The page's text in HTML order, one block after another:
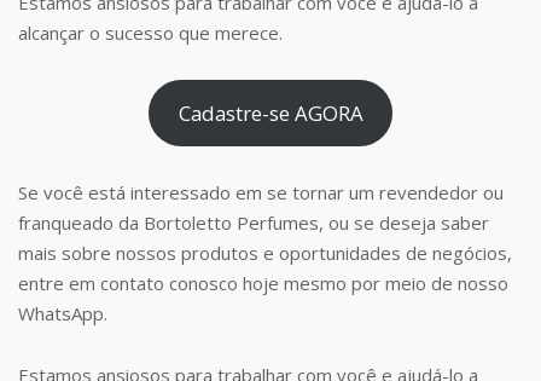
alcançar o sucesso que merece.
Cadastre-se AGORA
Se você está interessado em se tornar um revendedor ou
franqueado da Bortoletto Perfumes, ou se deseja saber
mais sobre nossos produtos e oportunidades de negócios,
entre em contato conosco hoje mesmo por meio de nosso
WhatsApp.
Estamos ansiosos para trabalhar com você e ajudá-lo a